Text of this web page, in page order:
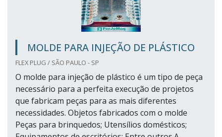
MOLDE PARA INJEÇÃO DE PLÁSTICO
FLEX PLUG / SÃO PAULO - SP
O molde para injeção de plástico é um tipo de peça
necessário para a perfeita execução de projetos
que fabricam peças para as mais diferentes
necessidades. Objetos fabricados com o molde
Peças para brinquedos; Utensílios domésticos;